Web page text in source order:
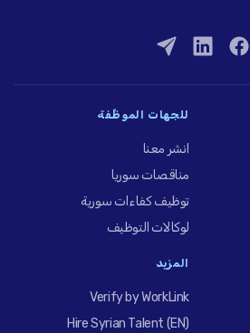
للجهات الموظِّفة
انشر معنا
مناقصات سوريا
توظيف كفاءات سورية
لوكالات التوظيف
المزيد
Verify by WorkLink
Hire Syrian Talent (EN)